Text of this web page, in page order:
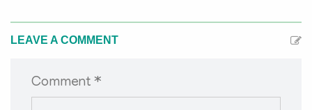
LEAVE A COMMENT
Comment *